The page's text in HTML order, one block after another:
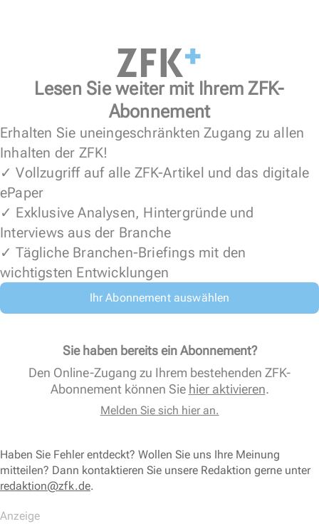
Lesen Sie weiter mit Ihrem ZFK-
Abonnement
Erhalten Sie uneingeschränkten Zugang zu allen
Inhalten der ZFK!
✓ Vollzugriff auf alle ZFK-Artikel und das digitale
ePaper
✓ Exklusive Analysen, Hintergründe und
Interviews aus der Branche
✓ Tägliche Branchen-Briefings mit den
wichtigsten Entwicklungen
Ihr Abonnement auswählen
Sie haben bereits ein Abonnement?
Den Online-Zugang zu Ihrem bestehenden ZFK-
Abonnement können Sie hier aktivieren.
Melden Sie sich hier an.
Haben Sie Fehler entdeckt? Wollen Sie uns Ihre Meinung
mitteilen? Dann kontaktieren Sie unsere Redaktion gerne unter
redaktion@zfk.de.